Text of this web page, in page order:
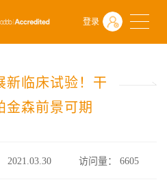
登录
动态
胞治疗帕金森前景可期
新临床试验！干
金森前景可期
2021.03.30 访问量：6605